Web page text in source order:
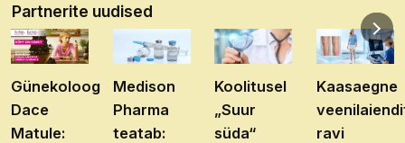
Partnerite uudised
Günekoloog
Dace
Matule:
Medison
Pharma
teatab:
Koolitusel
„Suur
süda“
Kaasaegne
ravi